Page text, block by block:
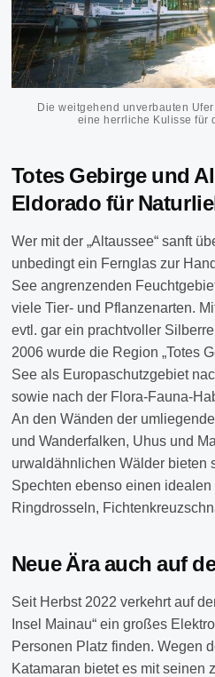
Die weitgehend unverbauten
eine herrliche Kulisse für
Totes Gebirge und
Eldorado für
Wer mit der „Altaussee“ sanft
unbedingt ein Fernglas zur
See angrenzenden
viele Tier- und Pflanzenarten.
evtl. gar ein prachtvoller
2006 wurde die Region „Totes
See als Europaschutzgebiet
sowie nach der Flora-Fauna-
An den Wänden der
und Wanderfalken, Uhus und
urwaldähnlichen Wälder bieten
Spechten ebenso einen
Ringdrosseln,
Neue Ära auch auf
Seit Herbst 2022 verkehrt auf
Insel Mainau“ ein großes
Personen Platz finden. Wegen
Katamaran bietet es mit seinen